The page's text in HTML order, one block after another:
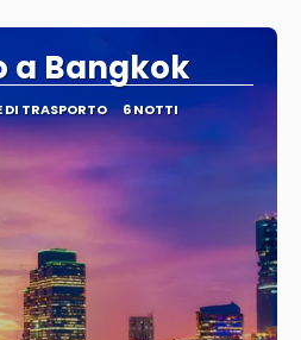
a Bangkok
DI TRASPORTO 6 NOTTI